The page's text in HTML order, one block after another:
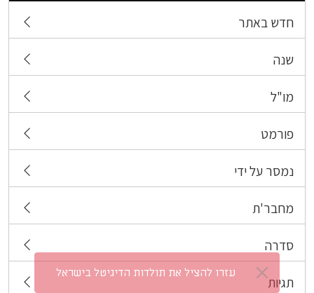
חדש באתר
שנה
מו"ל
פורמט
נמסר על ידי
מחבר'ת
סדרה
תגיות
​עזרו להציל את תולדות הדיגיטל בישראל